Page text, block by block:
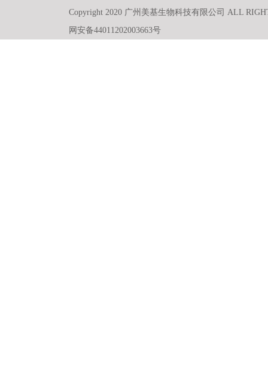
Copyright 2020 广州美基生物科技有限公司 ALL
网安备44011202003663号